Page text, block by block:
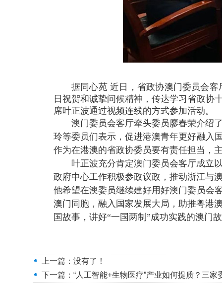
据同心苑 近日，省政协澳门委员会
日祝贺和诚挚问候精神，传达学习省政协
席叶正波通过视频连线的方式参加活动。
澳门委员会客厅牵头委员廖春荣介绍
玲等委员们表示，促进港澳青年更好融入
作为在港澳的省政协委员要有责任担当，
叶正波充分肯定澳门委员会客厅成立
政府中心工作积极参政议政，推动浙江与
他希望在澳委员继续建好用好澳门委员会
澳门同胞，融入国家发展大局，助推粤港
国故事，讲好“一国两制”成功实践的澳门
上一篇：没有了！
下一篇： “人工智能+生物医疗”产业如何提质？三